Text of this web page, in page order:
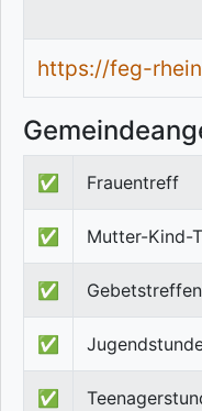
https://feg-
✅ Frauentreff
✅ Mutter-Kind-
✅ Gebetstreffen
✅
✅